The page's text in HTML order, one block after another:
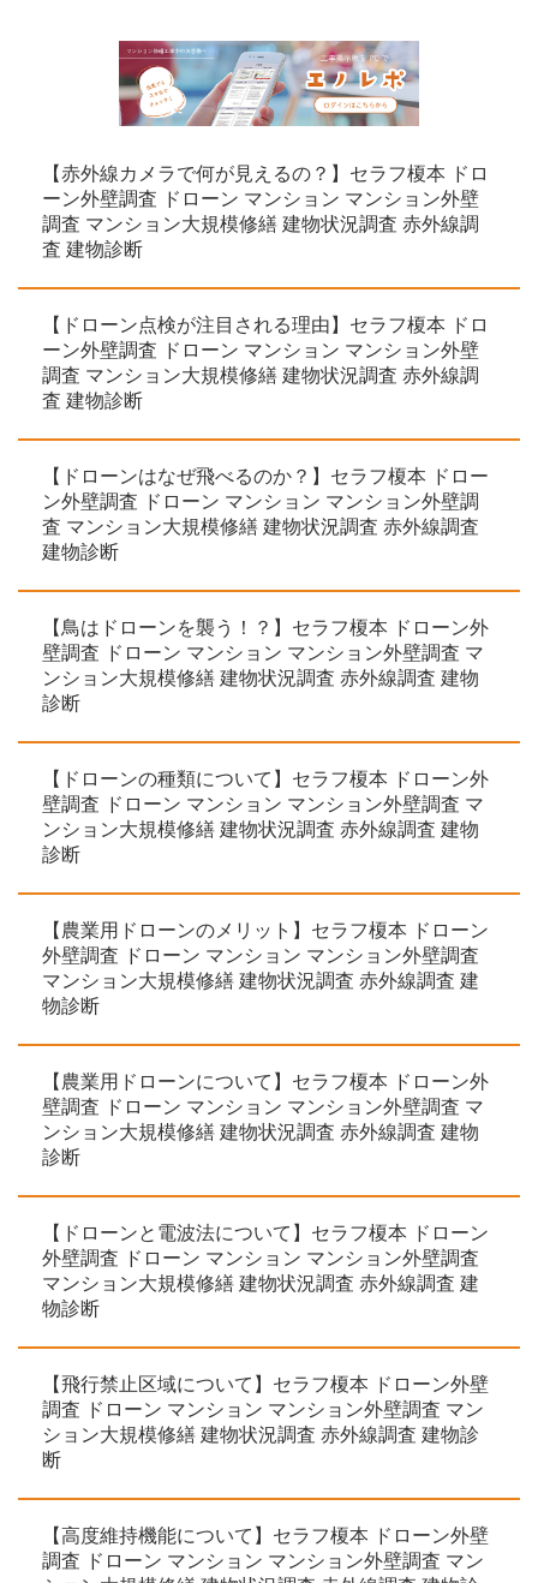
【赤外線カメラで何が見えるの？】セラフ榎本 ドロ
ーン外壁調査 ドローン マンション マンション外壁
調査 マンション大規模修繕 建物状況調査 赤外線調
査 建物診断
【ドローン点検が注目される理由】セラフ榎本 ドロ
ーン外壁調査 ドローン マンション マンション外壁
調査 マンション大規模修繕 建物状況調査 赤外線調
査 建物診断
【ドローンはなぜ飛べるのか？】セラフ榎本 ドロー
ン外壁調査 ドローン マンション マンション外壁調
査 マンション大規模修繕 建物状況調査 赤外線調査
建物診断
【鳥はドローンを襲う！？】セラフ榎本 ドローン外
壁調査 ドローン マンション マンション外壁調査 マ
ンション大規模修繕 建物状況調査 赤外線調査 建物
診断
【ドローンの種類について】セラフ榎本 ドローン外
壁調査 ドローン マンション マンション外壁調査 マ
ンション大規模修繕 建物状況調査 赤外線調査 建物
診断
【農業用ドローンのメリット】セラフ榎本 ドローン
外壁調査 ドローン マンション マンション外壁調査
マンション大規模修繕 建物状況調査 赤外線調査 建
物診断
【農業用ドローンについて】セラフ榎本 ドローン外
壁調査 ドローン マンション マンション外壁調査 マ
ンション大規模修繕 建物状況調査 赤外線調査 建物
診断
【ドローンと電波法について】セラフ榎本 ドローン
外壁調査 ドローン マンション マンション外壁調査
マンション大規模修繕 建物状況調査 赤外線調査 建
物診断
【飛行禁止区域について】セラフ榎本 ドローン外壁
調査 ドローン マンション マンション外壁調査 マン
ション大規模修繕 建物状況調査 赤外線調査 建物診
断
【高度維持機能について】セラフ榎本 ドローン外壁
調査 ドローン マンション マンション外壁調査 マン